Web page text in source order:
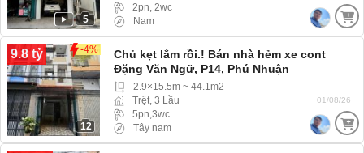
5
2pn, 2wc
Nam
9.8 tỷ -4%
12
Chủ kẹt lắm rồi.! Bán nhà hẻm xe cont
Đặng Văn Ngữ, P14, Phú Nhuận
2.9×15.5m ~ 44.1m2
Trệt, 3 Lầu
5pn,3wc
Tây nam
01/08/26